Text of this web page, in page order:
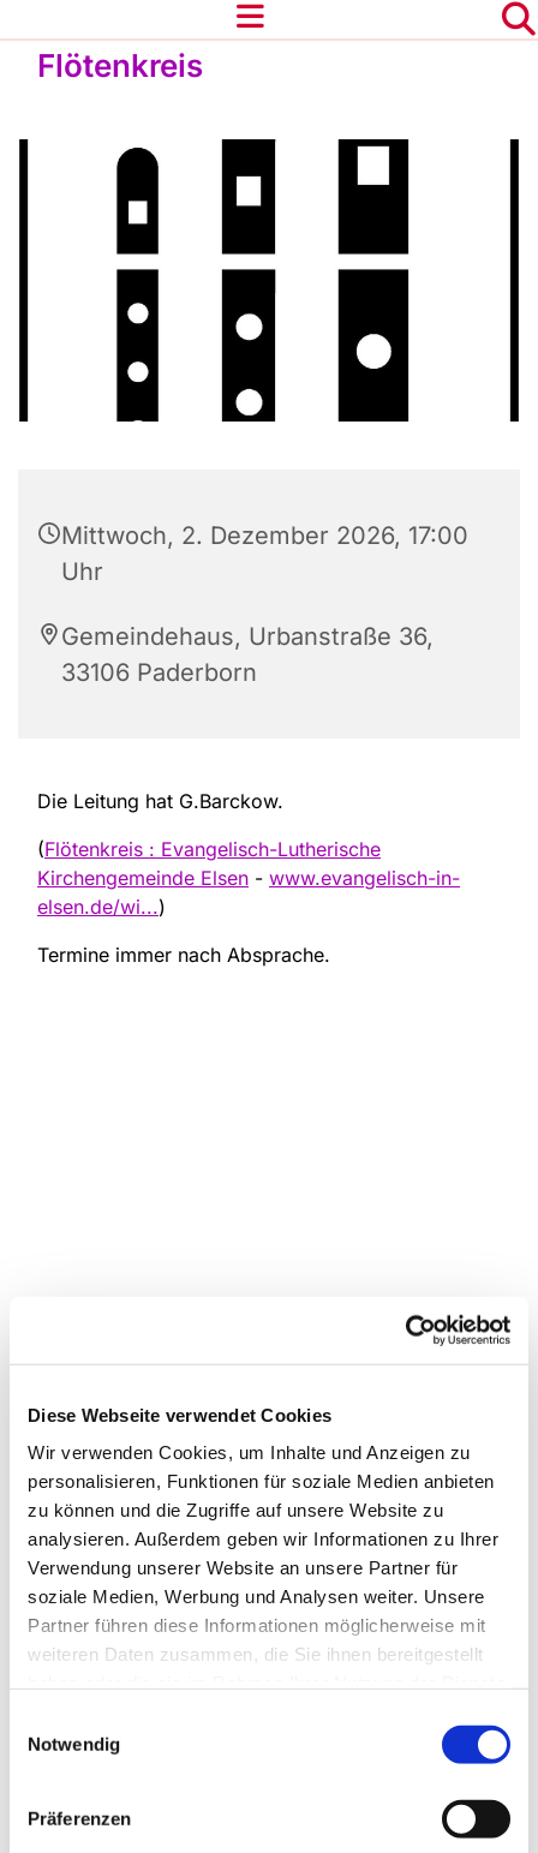
Diese Webseite verwendet Cookies
Wir verwenden Cookies, um Inhalte und Anzeigen zu
personalisieren, Funktionen für soziale Medien anbieten
zu können und die Zugriffe auf unsere Website zu
analysieren. Außerdem geben wir Informationen zu Ihrer
Verwendung unserer Website an unsere Partner für
soziale Medien, Werbung und Analysen weiter. Unsere
Partner führen diese Informationen möglicherweise mit
weiteren Daten zusammen, die Sie ihnen bereitgestellt
Notwendig
Präferenzen
Flötenkreis
Mittwoch, 2. Dezember 2026, 17:00
Uhr
Gemeindehaus, Urbanstraße 36,
33106 Paderborn
Die Leitung hat G.Barckow.
(Flötenkreis : Evangelisch-Lutherische
Kirchengemeinde Elsen - www.evangelisch-in-
elsen.de/wi...)
Termine immer nach Absprache.
Dies könnte Sie auch
interessieren